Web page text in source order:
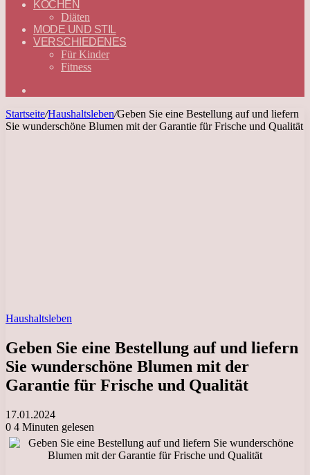
KOCHEN
Diäten
MODE UND STIL
VERSCHIEDENES
Für Kinder
Fitness
Startseite/Haushaltsleben/Geben Sie eine Bestellung auf und liefern
Sie wunderschöne Blumen mit der Garantie für Frische und Qualität
Haushaltsleben
Geben Sie eine Bestellung auf und liefern
Sie wunderschöne Blumen mit der
Garantie für Frische und Qualität
17.01.2024
0 4 Minuten gelesen